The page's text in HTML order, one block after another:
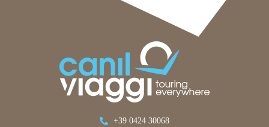
+39 0424 30068